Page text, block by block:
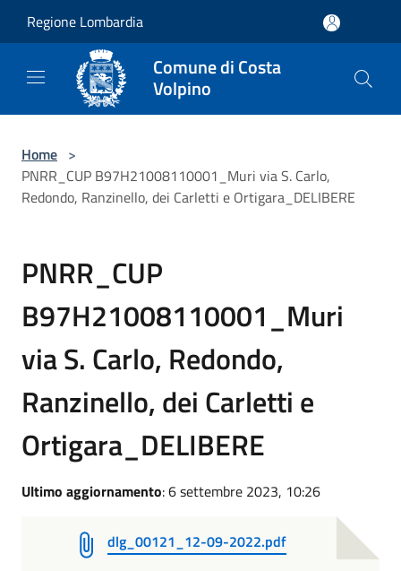
Regione Lombardia
Comune di Costa
Volpino
Home >
PNRR_CUP B97H21008110001_Muri via S. Carlo,
Redondo, Ranzinello, dei Carletti e Ortigara_DELIBERE
PNRR_CUP
B97H21008110001_Muri
via S. Carlo, Redondo,
Ranzinello, dei Carletti e
Ortigara_DELIBERE
Ultimo aggiornamento: 6 settembre 2023, 10:26
dlg_00121_12-09-2022.pdf